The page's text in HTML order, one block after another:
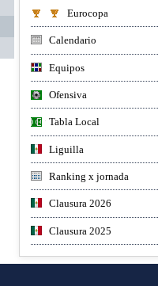
Eurocopa
Calendario
Equipos
Ofensiva
Tabla Local
Liguilla
Ranking x jornada
Clausura 2026
Clausura 2025